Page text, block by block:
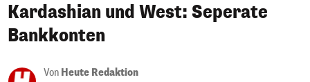
Kardashian und West: Seperate
Bankkonten
Von Heute Redaktion